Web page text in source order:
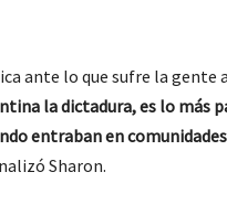
ante lo que sufre la
la dictadura, es lo más
entraban en
Sharon.